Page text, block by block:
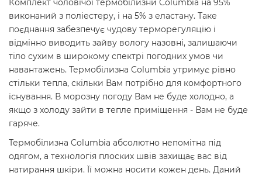
Комплект чоловічої термобілизни Columbia на 95%
виконаний з поліестеру, і на 5% з еластану. Таке
поєднання забезпечує чудову терморегуляцію і
відмінно виводить зайву вологу назовні, залишаючи
тіло сухим в широкому спектрі погодних умов чи
навантажень. Термобілизна Columbia утримує рівно
стільки тепла, скільки Вам потрібно для комфортного
існування. В морозну погоду Вам не буде холодно, а
якщо з холоду зайти в тепле приміщення - Вам не буде
гаряче.
Термобілизна Columbia абсолютно непомітна під
одягом, а технологія плоских швів захищає вас від
натирання шкіри. Її можна носити кожен день. Даний